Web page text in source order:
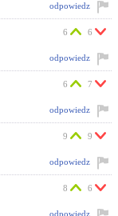
odpowiedz
6 6
odpowiedz
6 7
odpowiedz
9 9
odpowiedz
8 6
odpowiedz